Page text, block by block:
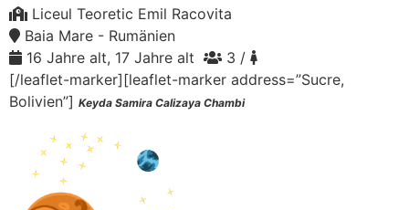
Liceul Teoretic Emil Racovita
Baia Mare - Rumänien
16 Jahre alt, 17 Jahre alt
3 /
[/leaflet-marker][leaflet-marker address=”Sucre,
Bolivien”] Keyda Samira Calizaya Chambi